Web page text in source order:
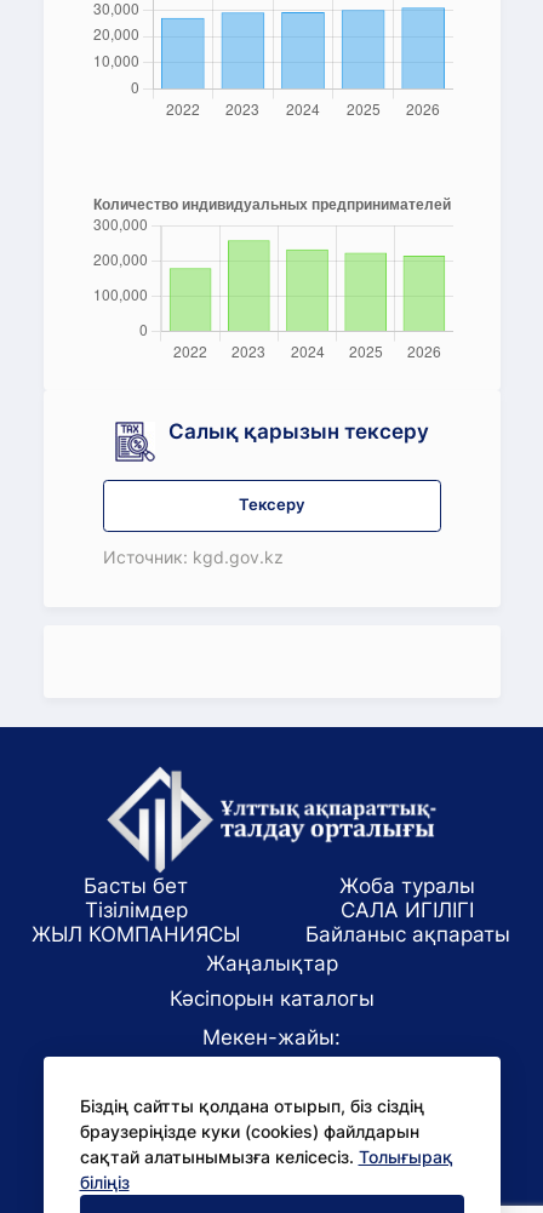
Салық қарызын тексеру
Тексеру
Источник: kgd.gov.kz
Біздің сайтты қолдана отырып, біз сіздің
браузеріңізде куки (cookies) файлдарын
сақтай алатынымызға келісесіз. Толығырақ
біліңіз
Басты бет
Жоба туралы
Тізілімдер
САЛА ИГІЛІГІ
ЖЫЛ КОМПАНИЯСЫ
Байланыс ақпараты
Жаңалықтар
Кәсіпорын каталогы
Мекен-жайы:
E-mail:
office@niac.kz